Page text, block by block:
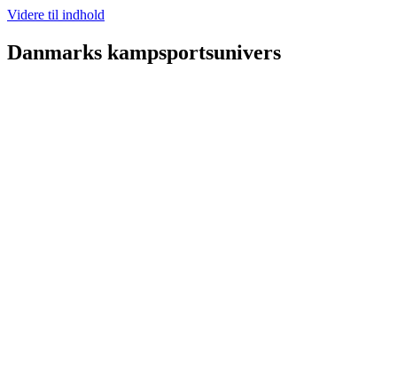
Videre til indhold
Danmarks kampsportsunivers